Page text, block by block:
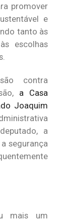
promover
e
tanto às
escolhas
contra
a Casa
Joaquim
a
segurança
mais um